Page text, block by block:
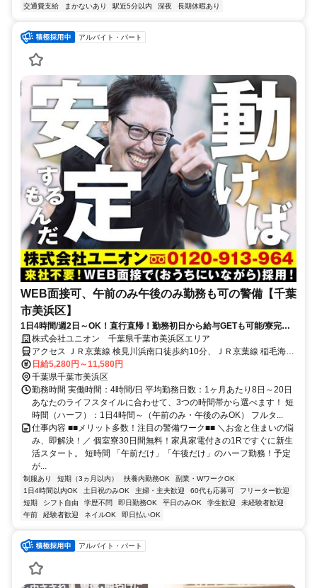
交通費支給 まかないあり 駅近5分以内 深夜 長期休暇あり
アルバイト・パート
WEB面接可、午前のみ午後のみ勤務も可の警備【千葉
市美浜区】
1日4時間/週2日～OK！直行直帰！勤務初日から給与GETも可能/寮完備
＆携帯貸与♪
株式会社ユニオン 千葉県千葉市美浜区エリア
アクセス ＪＲ京葉線 検見川浜南口徒歩約10分、ＪＲ京葉線 稲毛海岸
北口徒歩約12分、京成千葉線 京成稲毛徒歩約31分 千葉県千葉市美浜
区エリア（稲毛海岸駅、海浜幕張駅、検見川浜駅、幕張豊砂駅、京成
千葉駅、新千葉駅等）
日給5,280円～11,580円
千葉県千葉市美浜区
勤務時間 実働時間：4時間/日 平均勤務日数：1ヶ月あたり8日～20日
あなたのライフスタイルに合わせて、3つの時間帯から選べます！ 短
時間（ハーフ）：1日4時間～（午前のみ・午後のみOK） フルタ...
仕事内容 ■■メリット多数！注目の警備ワーク■■ ＼お金と住まいの悩
み、即解決！／ 個室寮30日間無料！家具家電付きの1Rですぐに新生
活スタート。 短時間 「午前だけ」「午後だけ」のハーフ勤務！予定
が...
制服あり 短期（3ヵ月以内） 扶養内勤務OK
副業・WワークOK
1日4時間以内OK
土日祝のみOK 主婦・主夫歓迎 60代も応募可
フリーター歓迎
短期
シフト自由 学歴不問 即日勤務OK 平日のみOK 学生歓迎
未経験者歓迎
午前
経験者歓迎 ネイルOK 即日払いOK
アルバイト・パート